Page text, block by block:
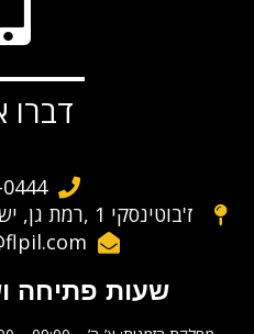
דברו
ז'בוטינסקי 1 ,רמת גן, ישראל, 525001
שעות פתיחה